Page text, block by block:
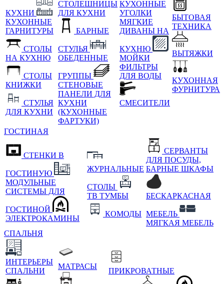
КУХНИ
КУХОННЫЕ
ГАРНИТУРЫ
СТОЛЫ
НА КУХНЮ
СТОЛЫ
КНИЖКИ
СТУЛЬЯ
ДЛЯ КУХНИ
СТОЛЕШНИЦЫ
ДЛЯ КУХНИ
БАРНЫЕ
СТУЛЬЯ
ОБЕДЕННЫЕ
ГРУППЫ
СТЕНОВЫЕ
ПАНЕЛИ ДЛЯ
КУХНИ
(КУХОННЫЕ
ФАРТУКИ)
КУХОННЫЕ
УГОЛКИ
МЯГКИЕ
ДИВАНЫ НА
КУХНЮ
МОЙКИ
ФИЛЬТРЫ
ДЛЯ ВОДЫ
СМЕСИТЕЛИ
БЫТОВАЯ
ТЕХНИКА
ВЫТЯЖКИ
КУХОННАЯ
ФУРНИТУРА
ГОСТИНАЯ
СТЕНКИ В
ГОСТИНУЮ
МОДУЛЬНЫЕ
СИСТЕМЫ ДЛЯ
ГОСТИНОЙ
ЭЛЕКТРОКАМИНЫ
ЖУРНАЛЬНЫЕ
СТОЛЫ
ТВ ТУМБЫ
КОМОДЫ
СЕРВАНТЫ
ДЛЯ ПОСУДЫ,
БАРНЫЕ ШКАФЫ
БЕСКАРКАСНАЯ
МЕБЕЛЬ
МЯГКАЯ МЕБЕЛЬ
СПАЛЬНЯ
ИНТЕРЬЕРЫ
СПАЛЬНИ
МАТРАСЫ
ПРИКРОВАТНЫЕ